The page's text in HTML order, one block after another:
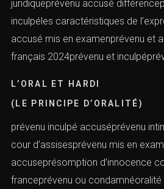
juridiqueprévenu accusé
inculpéles caractéristiques de
accusé mis en examenprévenu et
français 2024prévenu et
L’ORAL ET HARDI
(LE PRINCIPE D’ORALITÉ)
prévenu inculpé accuséprévenu
cour d’assisesprévenu mis en
accuseprésomption d’innocence
franceprévenu ou